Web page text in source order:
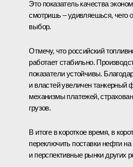
Это показатель качества
смотришь – удивляешься, чего
выбор.
Отмечу, что российский
работает стабильно.
показатели устойчивы.
и властей увеличен танкерный
механизмы платежей,
грузов.
В итоге в короткое время, в
переключить поставки нефти
и перспективные рынки других